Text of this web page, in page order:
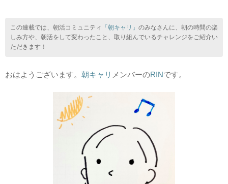
この連載では、朝活コミュニティ 「朝キャリ」 のみなさんに、朝の時間の楽
しみ方や、朝活をして変わったこと、取り組んでいるチャレンジをご紹介い
ただきます！
おはようございます。 朝キャリ メンバーのRINです。